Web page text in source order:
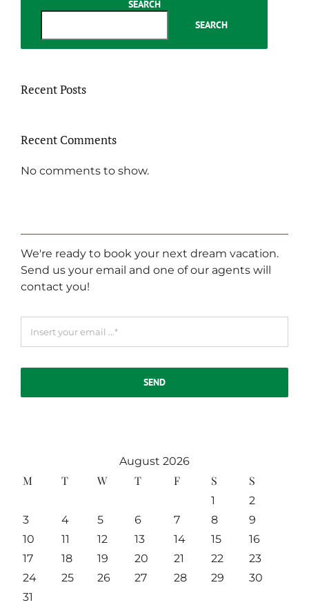
Neque porro
quisquam
SEARCH
SEARCH
Recent Posts
Recent Comments
No comments to show.
We're ready to book your next dream vacation.
Send us your email and one of our agents will
contact you!
SEND
August 2026
M T W T F S S
1
2
3
4 5 6 7 8
9
10
11 12 13 14 15
16
17
18 19 20 21 22
23
24
25 26 27 28 29
30
31